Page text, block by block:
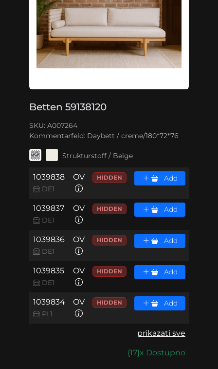
Betten 59138120
SKU: A007264
Kommentarfeld: Daybett / creme/180*72*76
Strukturstoff / Beige
1039838
DE1
OV HIDDEN Add
1039837
DE1
OV HIDDEN Add
1039836
DE1
OV HIDDEN Add
1039835
DE1
OV HIDDEN Add
1039834
PL1
OV HIDDEN Add
prikazati sve
{17}x Dostupno